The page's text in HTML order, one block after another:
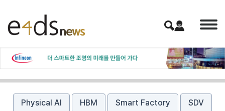
Physical AI HBM Smart Factory SDV